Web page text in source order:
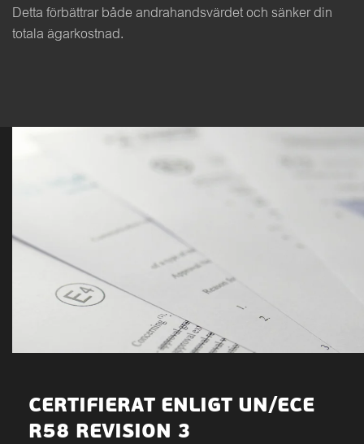
Detta förbättrar både andrahandsvärdet och sänker din
totala ägarkostnad.
CERTIFIERAT ENLIGT UN/ECE
R58 REVISION 3